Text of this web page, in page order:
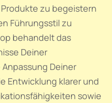
zu begeistern
Führungsstil zu
behandelt das
Deiner
Deiner
Entwicklung klarer und
sowie